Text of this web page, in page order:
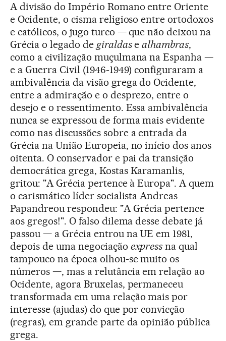
A divisão do Império Romano entre Oriente
e Ocidente, o cisma religioso entre ortodoxos
e católicos, o jugo turco — que não deixou na
Grécia o legado de giraldasealhambras,
como a civilização muçulmana na Espanha —
e a Guerra Civil (1946-1949) configuraram a
ambivalência da visão grega do Ocidente,
entre a admiração e o desprezo, entre o
desejo e o ressentimento. Essa ambivalência
nunca se expressou de forma mais evidente
como nas discussões sobre a entrada da
Grécia na União Europeia, no início dos anos
oitenta. O conservador e pai da transição
democrática grega, Kostas Karamanlis,
gritou: "A Grécia pertence à Europa". A quem
o carismático líder socialista Andreas
Papandreou respondeu: "A Grécia pertence
aos gregos!". O falso dilema desse debate já
passou — a Grécia entrou na UE em 1981,
depois de uma negociação express na qual
tampouco na época olhou-se muito os
números —, mas a relutância em relação ao
Ocidente, agora Bruxelas, permaneceu
transformada em uma relação mais por
interesse (ajudas) do que por convicção
(regras), em grande parte da opinião pública
grega.